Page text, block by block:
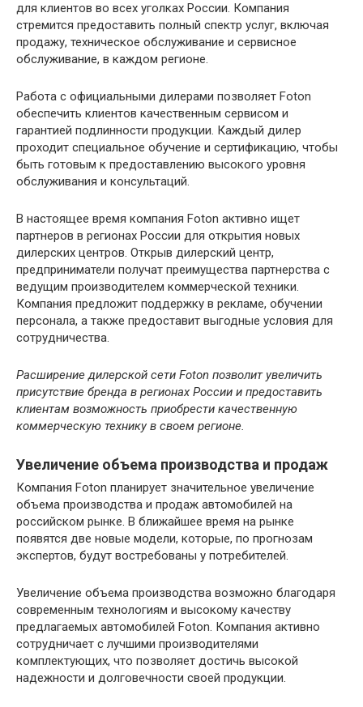
для клиентов во всех уголках России. Компания
стремится предоставить полный спектр услуг, включая
продажу, техническое обслуживание и сервисное
обслуживание, в каждом регионе.
Работа с официальными дилерами позволяет Foton
обеспечить клиентов качественным сервисом и
гарантией подлинности продукции. Каждый дилер
проходит специальное обучение и сертификацию, чтобы
быть готовым к предоставлению высокого уровня
обслуживания и консультаций.
В настоящее время компания Foton активно ищет
партнеров в регионах России для открытия новых
дилерских центров. Открыв дилерский центр,
предприниматели получат преимущества партнерства с
ведущим производителем коммерческой техники.
Компания предложит поддержку в рекламе, обучении
персонала, а также предоставит выгодные условия для
сотрудничества.
Расширение дилерской сети Foton позволит увеличить
присутствие бренда в регионах России и предоставить
клиентам возможность приобрести качественную
коммерческую технику в своем регионе.
Увеличение объема производства и продаж
Компания Foton планирует значительное увеличение
объема производства и продаж автомобилей на
российском рынке. В ближайшее время на рынке
появятся две новые модели, которые, по прогнозам
экспертов, будут востребованы у потребителей.
Увеличение объема производства возможно благодаря
современным технологиям и высокому качеству
предлагаемых автомобилей Foton. Компания активно
сотрудничает с лучшими производителями
комплектующих, что позволяет достичь высокой
надежности и долговечности своей продукции.